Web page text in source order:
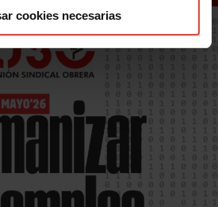
cookies necesarias